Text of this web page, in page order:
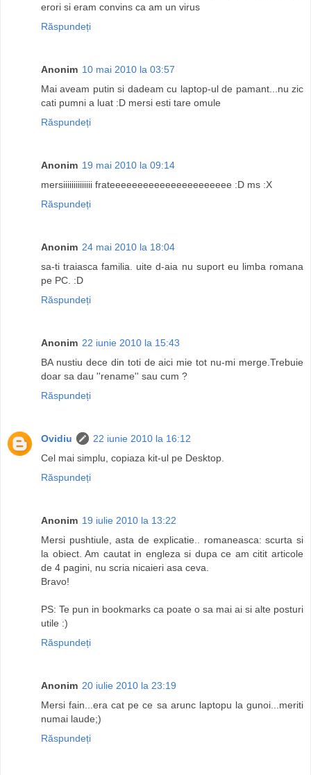
erori si eram convins ca am un virus
Răspundeți
Anonim 10 mai 2010 la 03:57
Mai aveam putin si dadeam cu laptop-ul de pamant...nu zic
cati pumni a luat :D mersi esti tare omule
Răspundeți
Anonim 19 mai 2010 la 09:14
mersiiiiiiiiiiiiii frateeeeeeeeeeeeeeeeeeeeee :D ms :X
Răspundeți
Anonim 24 mai 2010 la 18:04
sa-ti traiasca familia. uite d-aia nu suport eu limba romana
pe PC. :D
Răspundeți
Anonim 22 iunie 2010 la 15:43
BA nustiu dece din toti de aici mie tot nu-mi merge.Trebuie
doar sa dau ''rename'' sau cum ?
Răspundeți
Ovidiu
22 iunie 2010 la 16:12
Cel mai simplu, copiaza kit-ul pe Desktop.
Răspundeți
Anonim 19 iulie 2010 la 13:22
Mersi pushtiule, asta de explicatie.. romaneasca: scurta si
la obiect. Am cautat in engleza si dupa ce am citit articole
de 4 pagini, nu scria nicaieri asa ceva.
Bravo!
PS: Te pun in bookmarks ca poate o sa mai ai si alte posturi
utile :)
Răspundeți
Anonim 20 iulie 2010 la 23:19
Mersi fain...era cat pe ce sa arunc laptopu la gunoi...meriti
numai laude;)
Răspundeți